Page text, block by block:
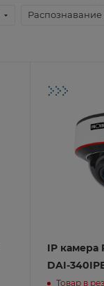
Распознавание
IP камера
DAI-
Товар в